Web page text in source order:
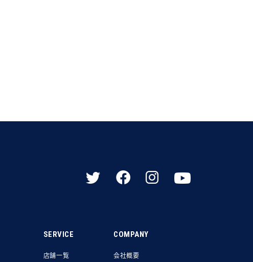
SERVICE
店舗一覧
COMPANY
会社概要